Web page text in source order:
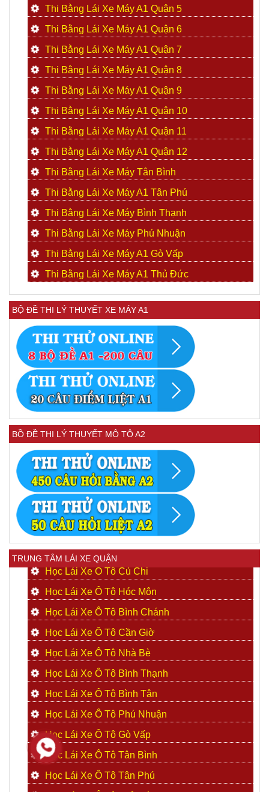
Thi Bằng Lái Xe Máy A1 Quận 5
Thi Bằng Lái Xe Máy A1 Quận 6
Thi Bằng Lái Xe Máy A1 Quận 7
Thi Bằng Lái Xe Máy A1 Quận 8
Thi Bằng Lái Xe Máy A1 Quận 9
Thi Bằng Lái Xe Máy A1 Quận 10
Thi Bằng Lái Xe Máy A1 Quận 11
Thi Bằng Lái Xe Máy A1 Quận 12
Thi Bằng Lái Xe Máy Tân Bình
Thi Bằng Lái Xe Máy A1 Tân Phú
Thi Bằng Lái Xe Máy Bình Thạnh
Thi Bằng Lái Xe Máy Phú Nhuận
Thi Bằng Lái Xe Máy A1 Gò Vấp
Thi Bằng Lái Xe Máy A1 Thủ Đức
BỘ ĐỀ THI LÝ THUYẾT XE MÁY A1
BỒ ĐỀ THI LÝ THUYẾT MÔ TÔ A2
TRUNG TÂM LÁI XE QUẬN
Học Lái Xe Ô Tô Củ Chi
Học Lái Xe Ô Tô Hóc Môn
Học Lái Xe Ô Tô Bình Chánh
Học Lái Xe Ô Tô Cần Giờ
Học Lái Xe Ô Tô Nhà Bè
Học Lái Xe Ô Tô Bình Thạnh
Học Lái Xe Ô Tô Bình Tân
Học Lái Xe Ô Tô Phú Nhuận
Học Lái Xe Ô Tô Gò Vấp
Học Lái Xe Ô Tô Tân Bình
Học Lái Xe Ô Tô Tân Phú